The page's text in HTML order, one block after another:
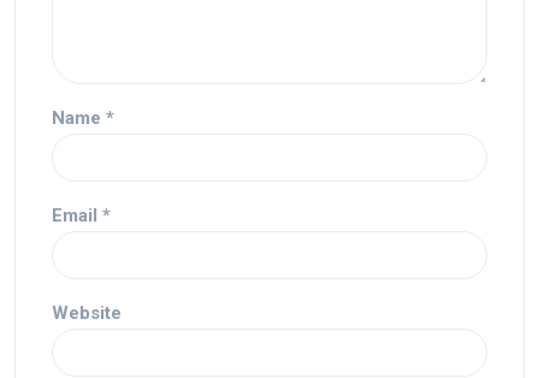
Name *
Email *
Website